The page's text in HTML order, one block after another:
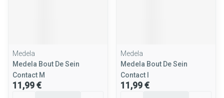
Medela
Medela Bout De Sein
Contact M
11,99 €
Medela
Medela Bout De Sein
Contact l
11,99 €